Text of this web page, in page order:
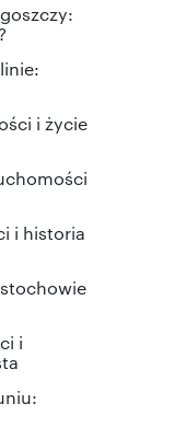
i życie
i historia
i